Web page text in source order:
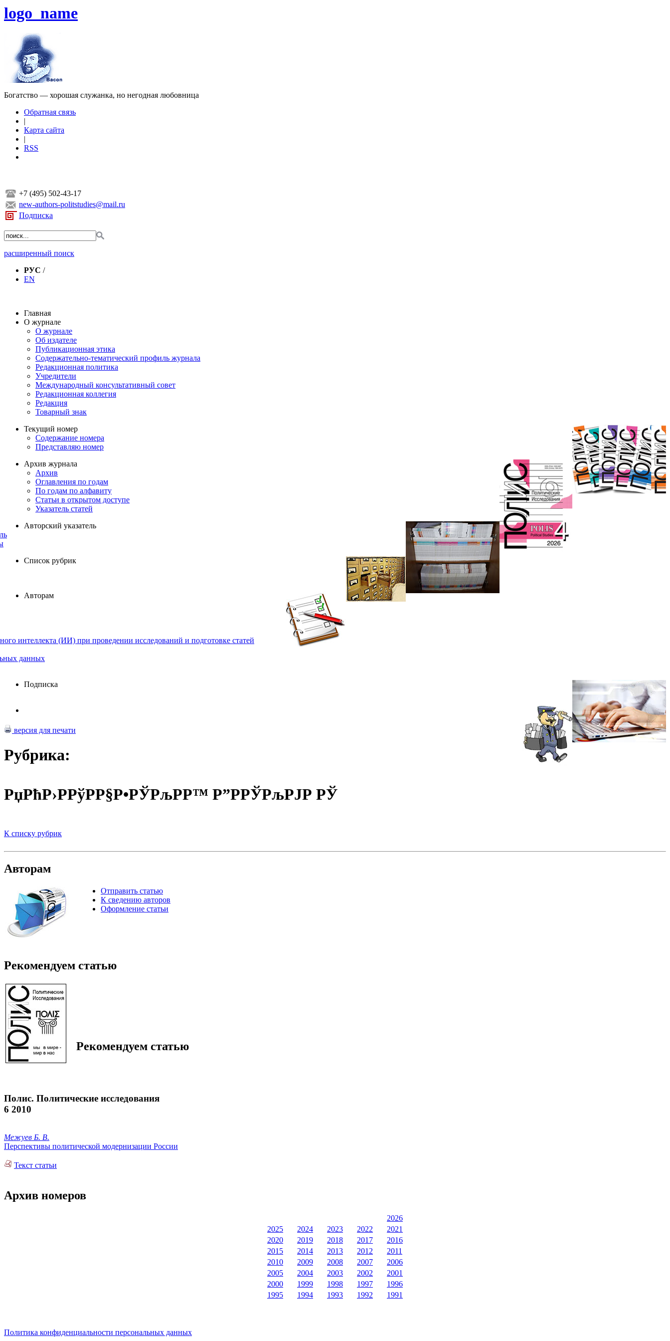
logo_name
Богатство — хорошая служанка, но негодная любовница
Обратная связь
|
Карта сайта
|
RSS
+7 (495) 502-43-17
new-authors-politstudies@mail.ru
Подписка
расширенный поиск
РУС /
EN
Главная
О журнале
О журнале
Об издателе
Публикационная этика
Содержательно-тематический профиль журнала
Редакционная политика
Учредители
Международный консультативный совет
Редакционная коллегия
Редакция
Товарный знак
Текущий номер
Содержание номера
Представляю номер
Архив журнала
Архив
Оглавления по годам
По годам по алфавиту
Статьи в открытом доступе
Указатель статей
Авторский указатель
Список рубрик
Авторам
интеллекта (ИИ) при проведении исследований и подготовке статей
данных
Подписка
версия для печати
Рубрика:
РџРћР›РРўРР§Р•РЎРљРР™ Р”РРЎРљРЈР РЎ
К списку рубрик
Авторам
Отправить статью
К сведению авторов
Оформление статьи
Рекомендуем статью
Рекомендуем статью
Полис. Политические исследования
6 2010
Межуев Б. В.
Перспективы политической модернизации России
Текст статьи
Архив номеров
2026
2025
2024 2023 2022
2021
2020
2019 2018 2017
2016
2015
2014 2013 2012
2011
2010
2009 2008 2007
2006
2005
2004 2003 2002
2001
2000
1999 1998 1997
1996
1995
1994 1993 1992 1991
Политика конфиденциальности персональных данных